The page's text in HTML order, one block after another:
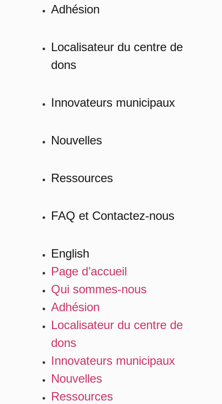
Adhésion
Localisateur du centre de
dons
Innovateurs municipaux
Nouvelles
Ressources
FAQ et Contactez-nous
English
Page d’accueil
Qui sommes-nous
Adhésion
Localisateur du centre de
dons
Innovateurs municipaux
Nouvelles
Ressources